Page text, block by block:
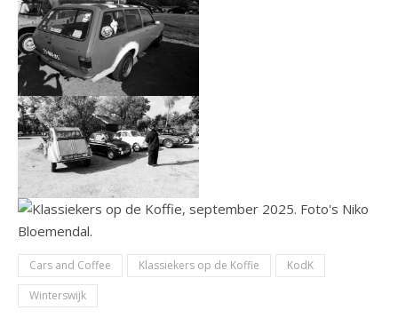
Cars and Coffee Klassiekers op de Koffie
KodK
Winterswijk